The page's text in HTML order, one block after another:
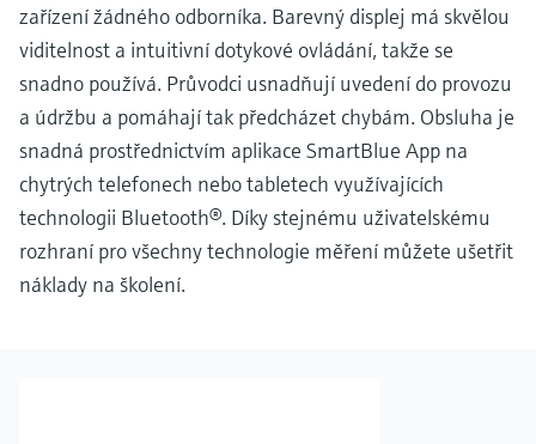
zařízení žádného odborníka. Barevný displej má skvělou
viditelnost a intuitivní dotykové ovládání, takže se
snadno používá. Průvodci usnadňují uvedení do provozu
a údržbu a pomáhají tak předcházet chybám. Obsluha je
snadná prostřednictvím aplikace SmartBlue App na
chytrých telefonech nebo tabletech využívajících
technologii Bluetooth®. Díky stejnému uživatelskému
rozhraní pro všechny technologie měření můžete ušetřit
náklady na školení.